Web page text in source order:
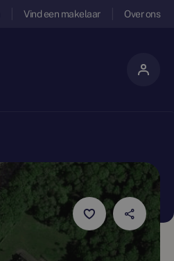
Vind een makelaar Over ons